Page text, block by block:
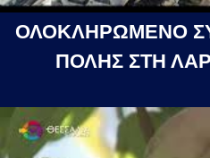
ΟΛΟΚΛΗΡΩΜΕΝΟ
ΠΟΛΗΣ ΣΤΗ